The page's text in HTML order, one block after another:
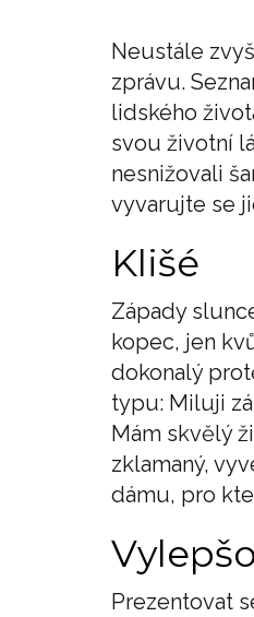
Neustále
zprávu.
lidského
svou životní
nesnižovali
vyvarujte se
Klišé
Západy
kopec, jen
dokonalý
typu: Miluji
Mám skvělý
zklamaný,
dámu, pro
Prezentovat